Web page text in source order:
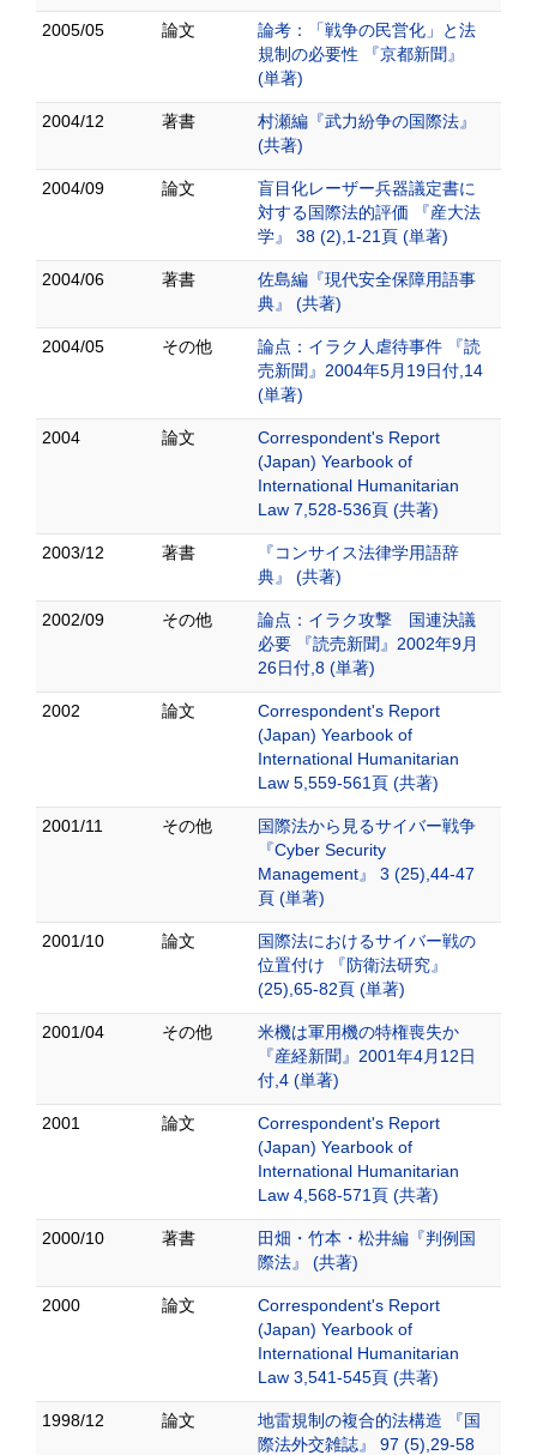
2005/05 論文
論考：「戦争の民営化」と法
規制の必要性 『京都新聞』
(単著)
2004/12 著書
村瀬編『武力紛争の国際法』
(共著)
2004/09 論文
盲目化レーザー兵器議定書に
対する国際法的評価 『産大法
学』 38 (2),1-21頁 (単著)
2004/06 著書
佐島編『現代安全保障用語事
典』 (共著)
2004/05 その他
論点：イラク人虐待事件 『読
売新聞』2004年5月19日付,14
(単著)
2004 論文
Correspondent's Report
(Japan) Yearbook of
International Humanitarian
Law 7,528-536頁 (共著)
2003/12 著書
『コンサイス法律学用語辞
典』 (共著)
2002/09 その他
論点：イラク攻撃 国連決議
必要 『読売新聞』2002年9月
26日付,8 (単著)
2002 論文
Correspondent's Report
(Japan) Yearbook of
International Humanitarian
Law 5,559-561頁 (共著)
2001/11 その他
国際法から見るサイバー戦争
『Cyber Security
Management』 3 (25),44-47
頁 (単著)
2001/10 論文
国際法におけるサイバー戦の
位置付け 『防衛法研究』
(25),65-82頁 (単著)
2001/04 その他
米機は軍用機の特権喪失か
『産経新聞』2001年4月12日
付,4 (単著)
2001 論文
Correspondent's Report
(Japan) Yearbook of
International Humanitarian
Law 4,568-571頁 (共著)
2000/10 著書
田畑・竹本・松井編『判例国
際法』 (共著)
2000 論文
Correspondent's Report
(Japan) Yearbook of
International Humanitarian
Law 3,541-545頁 (共著)
1998/12 論文
地雷規制の複合的法構造 『国
際法外交雑誌』 97 (5),29-58